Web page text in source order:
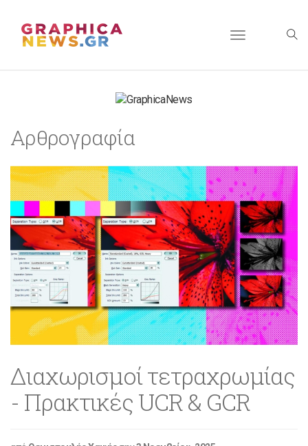
Toggle
Αρθρογραφία
Διαχωρισμοί τετραχρωμίας
- Πρακτικές UCR & GCR